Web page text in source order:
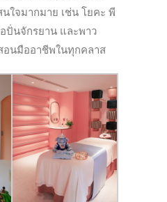
ใจมากมาย เช่น โยคะ พี
ปั่นจักรยาน และพาว
อนมืออาชีพในทุกคลาส